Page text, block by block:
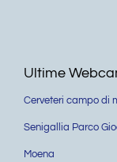
Ultime
Cerveteri campo di
Senigallia Parco
Moena